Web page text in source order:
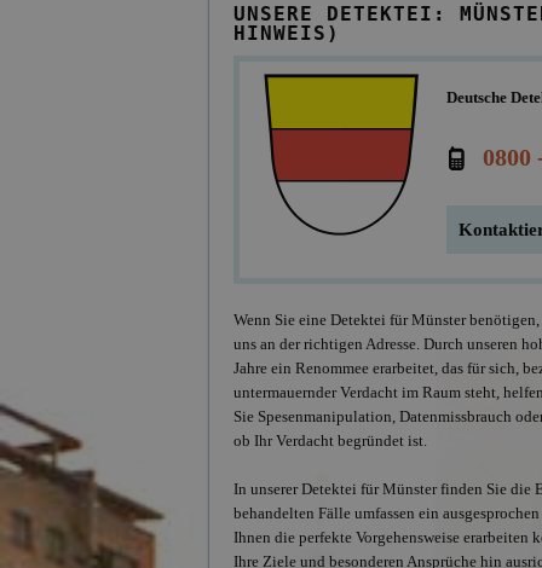
UNSERE DETEKTEI:
HINWEIS)
Deutsche
0800
Wenn Sie eine Detektei für Münster
uns an der richtigen Adresse. Durch unseren
Jahre ein Renommee erarbeitet, das für sich,
untermauernder Verdacht im Raum steht,
Sie Spesenmanipulation, Datenmissbrauch
ob Ihr Verdacht begründet ist.
In unserer Detektei für Münster finden Sie die
behandelten Fälle umfassen ein
Ihnen die perfekte Vorgehensweise
Ihre Ziele und besonderen Ansprüche hin